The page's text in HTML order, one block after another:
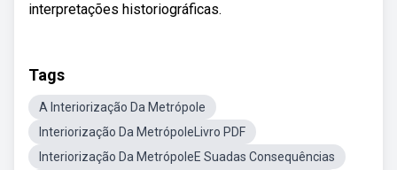
interpretações historiográficas.
Tags
A Interiorização Da Metrópole
Interiorização Da MetrópoleLivro PDF
Interiorização Da MetrópoleE Suadas Consequências